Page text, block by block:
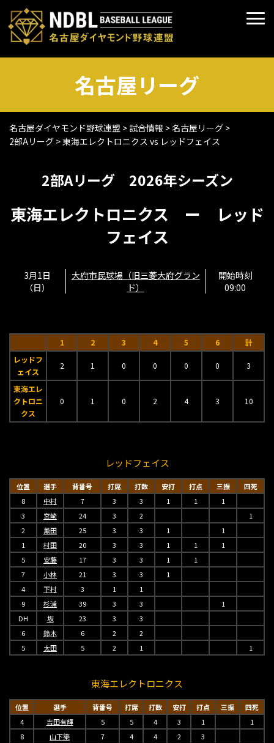
名古屋リーグ
名古屋ダイヤモンド野球連盟 > 試合情報 >名古屋リーグ >
2部Aリーグ >東海エレクトロニクス vs レッドフェイス
2部Aリーグ 2026年シーズン
東海エレクトロニクス ー レッド
フェイス
3月1日
（日）
大府市民球場（旧三菱大府グラン
ド）
開始時刻
09:00
1 2 3 4 5 6
計
レッドフ
ェイス
2 1 0 0 0 0 3
東海エレ
クトロニ
クス
0 1 0 2 4 3 10
レッドフェイス
位置 選手 背番号 打席 打数 安打 打点 三振
四死
8
中村 7 3 3 1 1
1
3
宮崎 24 3 2
1
2
薫田 25 3 3 1
1
1
村田 20 3 3 1 1
1
5
安藤 17 3 3 1
1
7
小林 21 3 3
1
4
下村 3 1
1
9
杉浦 39 3 3
1
DH
坂 23 3
3
6
鈴木 6 2
2
5
太田 5 2 1 1
東海エレクトロニクス
位置 選手 背番号 打席 打数 安打 打点 三振
四死
4
吉田有輝 5 5 4 3 1
1
8
山下築 7 4 4 2
3